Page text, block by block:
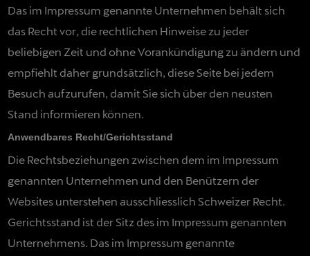
Das im Impressum genannte Unternehmen behält sich
das Recht vor, die rechtlichen Hinweise zu jeder
beliebigen Zeit und ohne Vorankündigung zu ändern und
empfiehlt daher grundsätzlich, diese Seite bei jedem
Besuch aufzurufen, damit Sie sich über den neusten
Stand informieren können.
Anwendbares Recht/Gerichtsstand
Die Rechtsbeziehungen zwischen dem im Impressum
genannten Unternehmen und den Benützern der
Websites unterstehen ausschliesslich Schweizer Recht.
Gerichtsstand ist der Sitz des im Impressum genannten
Unternehmens. Das im Impressum genannte